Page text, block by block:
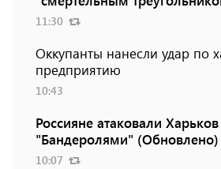
11:30
Оккупанты нанесли удар по
предприятию
10:43
Россияне атаковали
"Бандеролями" (Обновлено)
10:07